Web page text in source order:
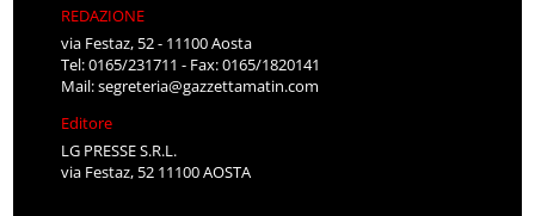
REDAZIONE
via Festaz, 52 - 11100 Aosta
Tel: 0165/231711 - Fax: 0165/1820141
Mail:segreteria@gazzettamatin.com
Editore
LG PRESSE S.R.L.
via Festaz, 52 11100 AOSTA